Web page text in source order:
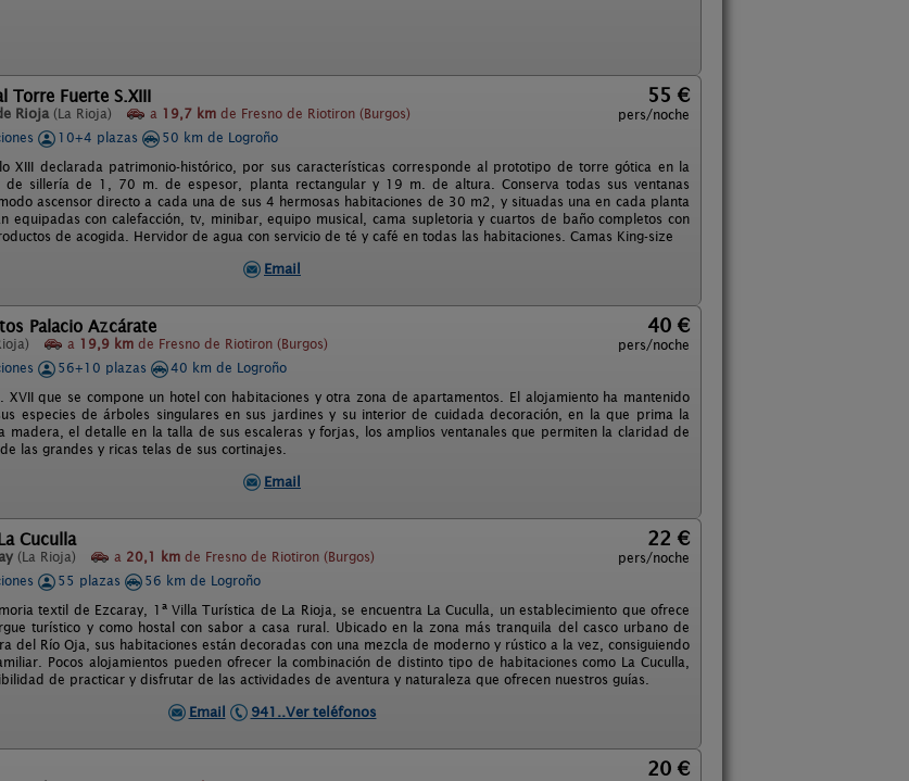
Torre Fuerte S.XIII
Rioja (La Rioja) a 19,7 km de Fresno de Riotiron (Burgos)
55 €
pers/noche
10+4 plazas
50 km de Logroño
XIII declarada patrimonio-histórico, por sus características corresponde al prototipo de torre gótica en la
de sillería de 1, 70 m. de espesor, planta rectangular y 19 m. de altura. Conserva todas sus ventanas
ascensor directo a cada una de sus 4 hermosas habitaciones de 30 m2, y situadas una en cada planta
equipadas con calefacción, tv, minibar, equipo musical, cama supletoria y cuartos de baño completos con
de acogida. Hervidor de agua con servicio de té y café en todas las habitaciones. Camas King-size
Email
Palacio Azcárate
a 19,9 km de Fresno de Riotiron (Burgos)
40 €
pers/noche
56+10 plazas
40 km de Logroño
XVII que se compone un hotel con habitaciones y otra zona de apartamentos. El alojamiento ha mantenido
especies de árboles singulares en sus jardines y su interior de cuidada decoración, en la que prima la
madera, el detalle en la talla de sus escaleras y forjas, los amplios ventanales que permiten la claridad de
las grandes y ricas telas de sus cortinajes.
Email
Cuculla
(La Rioja) a 20,1 km de Fresno de Riotiron (Burgos)
22 €
pers/noche
55 plazas
56 km de Logroño
textil de Ezcaray, 1ª Villa Turística de La Rioja, se encuentra La Cuculla, un establecimiento que ofrece
turístico y como hostal con sabor a casa rural. Ubicado en la zona más tranquila del casco urbano de
del Río Oja, sus habitaciones están decoradas con una mezcla de moderno y rústico a la vez, consiguiendo
Pocos alojamientos pueden ofrecer la combinación de distinto tipo de habitaciones como La Cuculla,
de practicar y disfrutar de las actividades de aventura y naturaleza que ofrecen nuestros guías.
Email
941..Ver teléfonos
20 €